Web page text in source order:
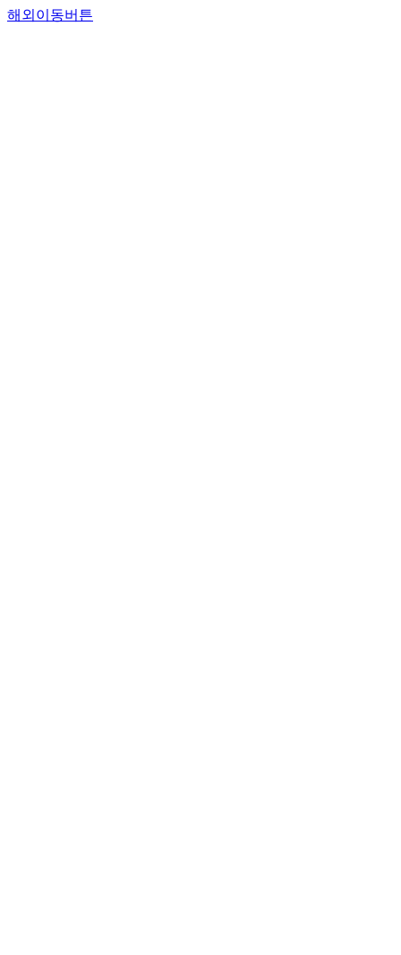
해외이동버튼